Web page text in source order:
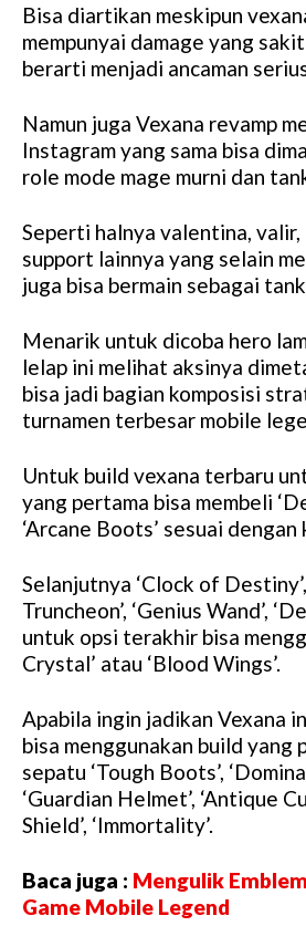
Bisa diartikan meskipun
mempunyai damage yang
berarti menjadi ancaman
Namun juga Vexana revamp
Instagram yang sama bisa
role mode mage murni dan
Seperti halnya valentina,
support lainnya yang selain
juga bisa bermain sebagai
Menarik untuk dicoba hero
lelap ini melihat aksinya
bisa jadi bagian komposisi
turnamen terbesar mobile
Untuk build vexana terbaru
yang pertama bisa membeli
‘Arcane Boots’ sesuai dengan
Selanjutnya ‘Clock of
Truncheon’, ‘Genius Wand’,
untuk opsi terakhir bisa
Crystal’ atau ‘Blood Wings’.
Apabila ingin jadikan Vexana
bisa menggunakan build yang
sepatu ‘Tough Boots’,
‘Guardian Helmet’, ‘Antique
Shield’, ‘Immortality’.
Baca juga : Mengulik
Game Mobile Legend